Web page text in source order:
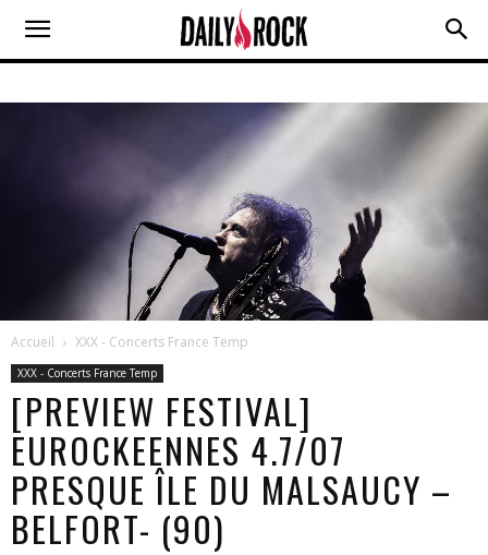
Accueil XXX - Concerts France Temp
XXX - Concerts France Temp
[PREVIEW FESTIVAL]
EUROCKEENNES 4.7/07
PRESQUE ÎLE DU MALSAUCY –
BELFORT- (90)